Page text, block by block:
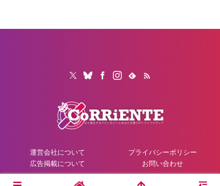
運営会社について
プライバシーポリシー
広告掲載について
お問い合わせ
© 2026 CoRRiENTE.